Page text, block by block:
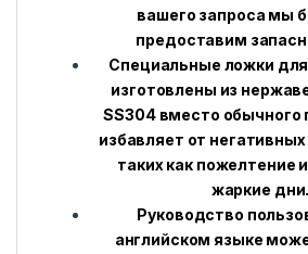
вашего запроса мы
предоставим
Специальные ложки
изготовлены из
SS304 вместо обычного
избавляет от
таких как пожелтение
жаркие дни.
Руководство
английском языке